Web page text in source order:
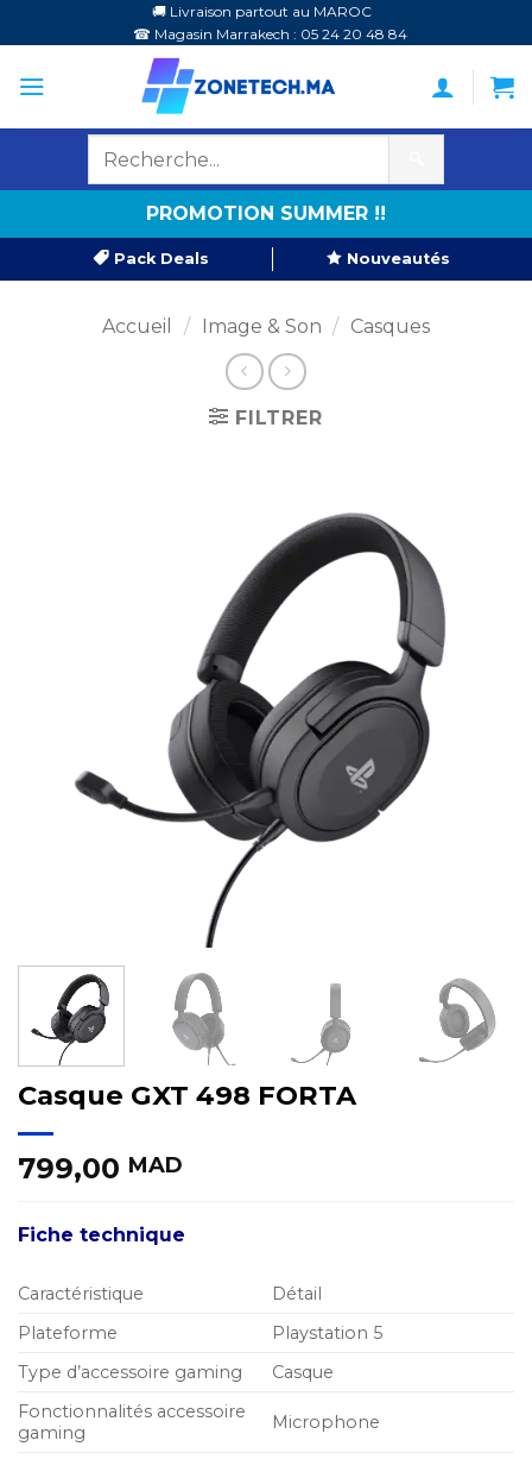
au
contenu
🚚 Livraison partout au MAROC
☎ Magasin Marrakech : 05 24 20 48 84
PROMOTION SUMMER !!
Pack Deals Nouveautés
Accueil / Image & Son / Casques
FILTRER
Casque GXT 498 FORTA
799,00 MAD
Fiche technique
Caractéristique
Détail
Plateforme
Playstation 5
Type d’accessoire gaming
Casque
Fonctionnalités accessoire
gaming
Microphone